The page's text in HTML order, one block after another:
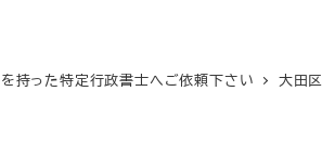
持った特定行政書士へご依頼下さい 大田区